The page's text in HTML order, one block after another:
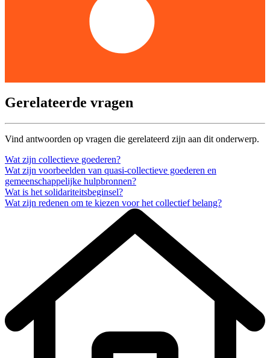
Gerelateerde vragen
Vind antwoorden op vragen die gerelateerd zijn aan dit onderwerp.
Wat zijn collectieve goederen?
Wat zijn voorbeelden van quasi-collectieve goederen en
gemeenschappelijke hulpbronnen?
Wat is het solidariteitsbeginsel?
Wat zijn redenen om te kiezen voor het collectief belang?